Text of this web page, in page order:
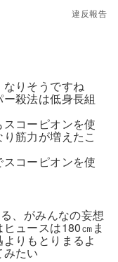
違反報告
りそうですね
殺法は低身長組
コーピオンを使
筋力が増えたこ
コーピオンを使
、がみんなの妄想
ュースは180㎝ま
りもとりまるよ
たい